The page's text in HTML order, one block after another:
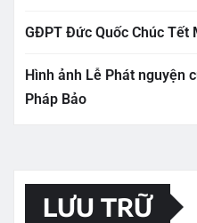
GĐPT Đức Quốc Chúc Tết
Hình ảnh Lễ Phát nguyện
Pháp Bảo
LƯU TRỮ